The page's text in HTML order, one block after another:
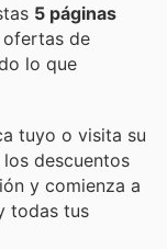
5 páginas
ofertas de
lo que
tuyo o visita su
descuentos
y comienza a
todas tus